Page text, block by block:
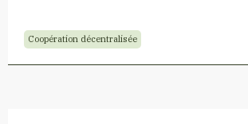
Coopération décentralisée